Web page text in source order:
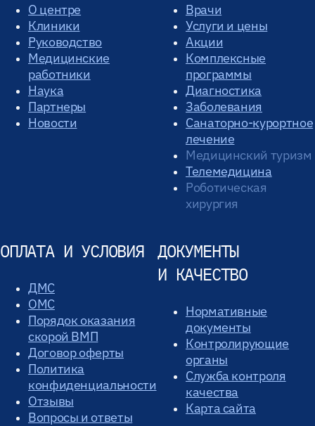
О центре
Клиники
Руководство
Медицинские
работники
Наука
Партнеры
Новости
Врачи
Услуги и цены
Акции
Комплексные
программы
Диагностика
Заболевания
Санаторно-курортное
лечение
Медицинский туризм
Телемедицина
Роботическая
хирургия
ОПЛАТА И УСЛОВИЯ
ДМС
ОМС
Порядок оказания
скорой ВМП
Договор оферты
Политика
конфиденциальности
Отзывы
Вопросы и ответы
ДОКУМЕНТЫ
И КАЧЕСТВО
Нормативные
документы
Контролирующие
органы
Служба контроля
качества
Карта сайта